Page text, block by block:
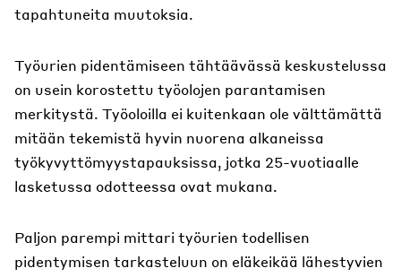
tapahtuneita muutoksia.
Työurien pidentämiseen tähtäävässä keskustelussa
on usein korostettu työolojen parantamisen
merkitystä. Työoloilla ei kuitenkaan ole välttämättä
mitään tekemistä hyvin nuorena alkaneissa
työkyvyttömyystapauksissa, jotka 25-vuotiaalle
lasketussa odotteessa ovat mukana.
Paljon parempi mittari työurien todellisen
pidentymisen tarkasteluun on eläkeikää lähestyvien